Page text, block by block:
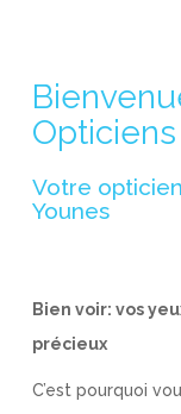
Opticiens
Votre
Younes
Bien voir: vos
précieux
C’est pourquoi